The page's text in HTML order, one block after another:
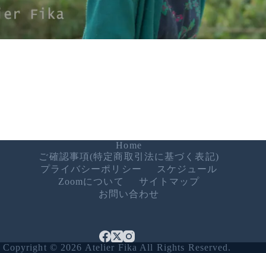
Home
ご確認事項(特定商取引法に基づく表記)
プライバシーポリシー
スケジュール
Zoomについて
サイトマップ
お問い合わせ
Copyright © 2026 Atelier Fika All Rights Reserved.